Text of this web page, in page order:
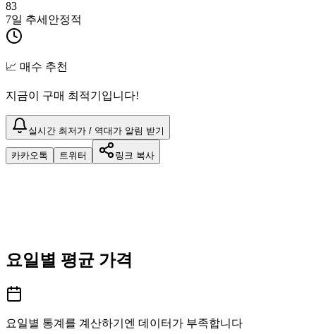
83
7일 추세 안정적
📈 매수 추천
지금이 구매 최적기입니다!
실시간 최저가 / 역대가 알림 받기
카카오톡 트위터 링크 복사
요일별 평균 가격
요일별 통계를 계산하기엔 데이터가 부족합니다